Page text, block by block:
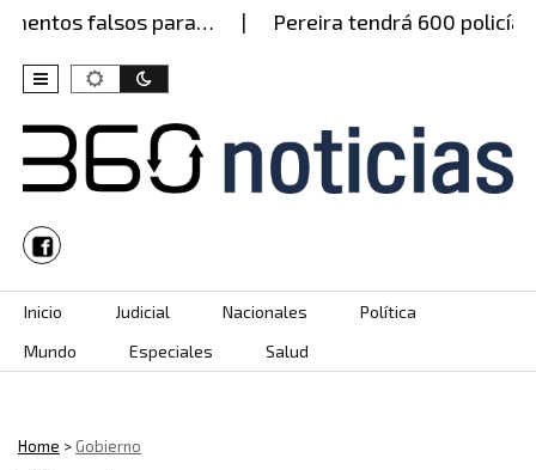
falsos para… Pereira tendrá 600 policías
Skip to content
Inicio Judicial Nacionales
Política
Mundo
Especiales Salud
Home > Gobierno